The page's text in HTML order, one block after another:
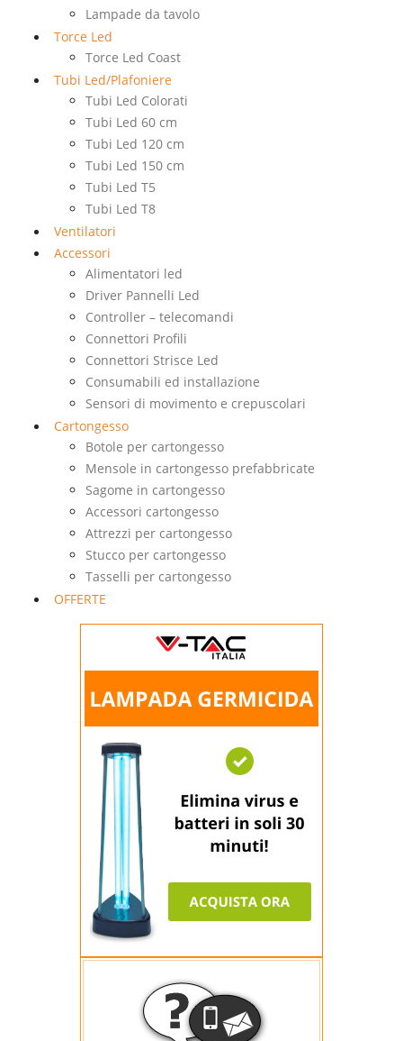
Lampade da tavolo
Torce Led
Torce Led Coast
Tubi Led/Plafoniere
Tubi Led Colorati
Tubi Led 60 cm
Tubi Led 120 cm
Tubi Led 150 cm
Tubi Led T5
Tubi Led T8
Ventilatori
Accessori
Alimentatori led
Driver Pannelli Led
Controller – telecomandi
Connettori Profili
Connettori Strisce Led
Consumabili ed installazione
Sensori di movimento e crepuscolari
Cartongesso
Botole per cartongesso
Mensole in cartongesso prefabbricate
Sagome in cartongesso
Accessori cartongesso
Attrezzi per cartongesso
Stucco per cartongesso
Tasselli per cartongesso
OFFERTE